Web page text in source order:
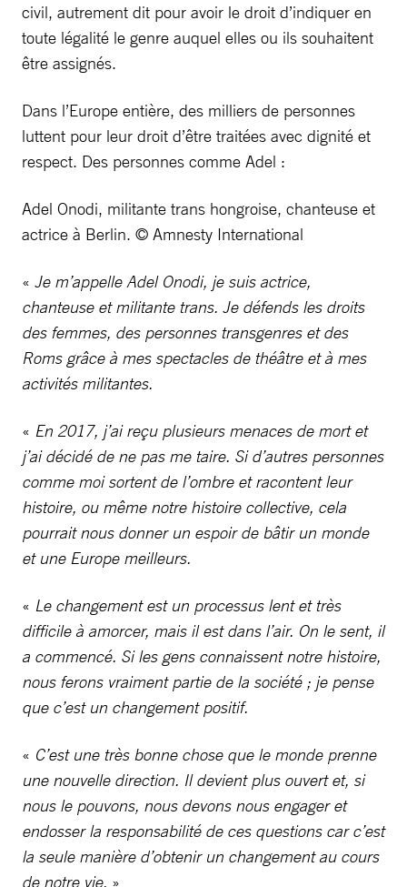
civil, autrement dit pour avoir le droit d’indiquer en
toute légalité le genre auquel elles ou ils souhaitent
être assignés.
Dans l’Europe entière, des milliers de personnes
luttent pour leur droit d’être traitées avec dignité et
respect. Des personnes comme Adel :
Adel Onodi, militante trans hongroise, chanteuse et
actrice à Berlin. © Amnesty International
« Je m’appelle Adel Onodi, je suis actrice,
chanteuse et militante trans. Je défends les droits
des femmes, des personnes transgenres et des
Roms grâce à mes spectacles de théâtre et à mes
activités militantes.
« En 2017, j’ai reçu plusieurs menaces de mort et
j’ai décidé de ne pas me taire. Si d’autres personnes
comme moi sortent de l’ombre et racontent leur
histoire, ou même notre histoire collective, cela
pourrait nous donner un espoir de bâtir un monde
et une Europe meilleurs.
« Le changement est un processus lent et très
difficile à amorcer, mais il est dans l’air. On le sent, il
a commencé. Si les gens connaissent notre histoire,
nous ferons vraiment partie de la société ; je pense
que c’est un changement positif.
« C’est une très bonne chose que le monde prenne
une nouvelle direction. Il devient plus ouvert et, si
nous le pouvons, nous devons nous engager et
endosser la responsabilité de ces questions car c’est
la seule manière d’obtenir un changement au cours
de notre vie. »